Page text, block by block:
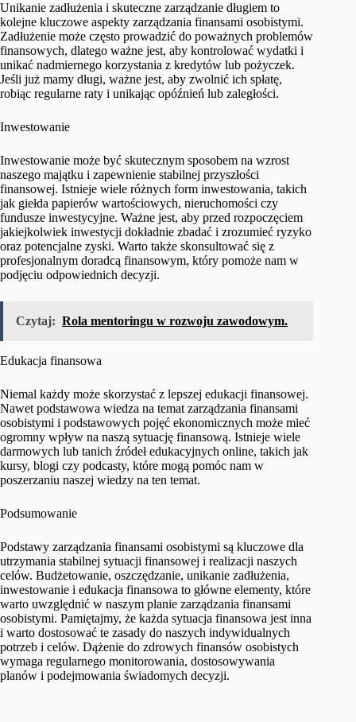
Unikanie zadłużenia i skuteczne zarządzanie długiem to
kolejne kluczowe aspekty zarządzania finansami osobistymi.
Zadłużenie może często prowadzić do poważnych problemów
finansowych, dlatego ważne jest, aby kontrolować wydatki i
unikać nadmiernego korzystania z kredytów lub pożyczek.
Jeśli już mamy długi, ważne jest, aby zwolnić ich spłatę,
robiąc regularne raty i unikając opóźnień lub zaległości.
Inwestowanie
Inwestowanie może być skutecznym sposobem na wzrost
naszego majątku i zapewnienie stabilnej przyszłości
finansowej. Istnieje wiele różnych form inwestowania, takich
jak giełda papierów wartościowych, nieruchomości czy
fundusze inwestycyjne. Ważne jest, aby przed rozpoczęciem
jakiejkolwiek inwestycji dokładnie zbadać i zrozumieć ryzyko
oraz potencjalne zyski. Warto także skonsultować się z
profesjonalnym doradcą finansowym, który pomoże nam w
podjęciu odpowiednich decyzji.
Czytaj: Rola mentoringu w rozwoju zawodowym.
Edukacja finansowa
Niemal każdy może skorzystać z lepszej edukacji finansowej.
Nawet podstawowa wiedza na temat zarządzania finansami
osobistymi i podstawowych pojęć ekonomicznych może mieć
ogromny wpływ na naszą sytuację finansową. Istnieje wiele
darmowych lub tanich źródeł edukacyjnych online, takich jak
kursy, blogi czy podcasty, które mogą pomóc nam w
poszerzaniu naszej wiedzy na ten temat.
Podsumowanie
Podstawy zarządzania finansami osobistymi są kluczowe dla
utrzymania stabilnej sytuacji finansowej i realizacji naszych
celów. Budżetowanie, oszczędzanie, unikanie zadłużenia,
inwestowanie i edukacja finansowa to główne elementy, które
warto uwzględnić w naszym planie zarządzania finansami
osobistymi. Pamiętajmy, że każda sytuacja finansowa jest inna
i warto dostosować te zasady do naszych indywidualnych
potrzeb i celów. Dążenie do zdrowych finansów osobistych
wymaga regularnego monitorowania, dostosowywania
planów i podejmowania świadomych decyzji.